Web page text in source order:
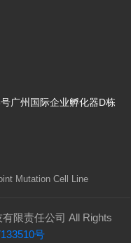
广州国际企业孵化器D栋
Mutation Cell Line
限责任公司 All Rights
号